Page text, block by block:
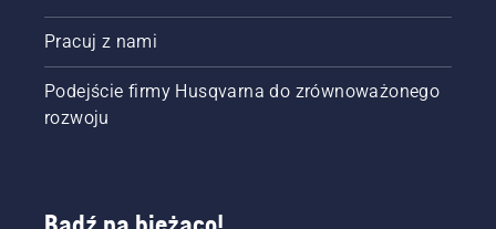
Pracuj z nami
Podejście firmy Husqvarna do zrównoważonego
rozwoju